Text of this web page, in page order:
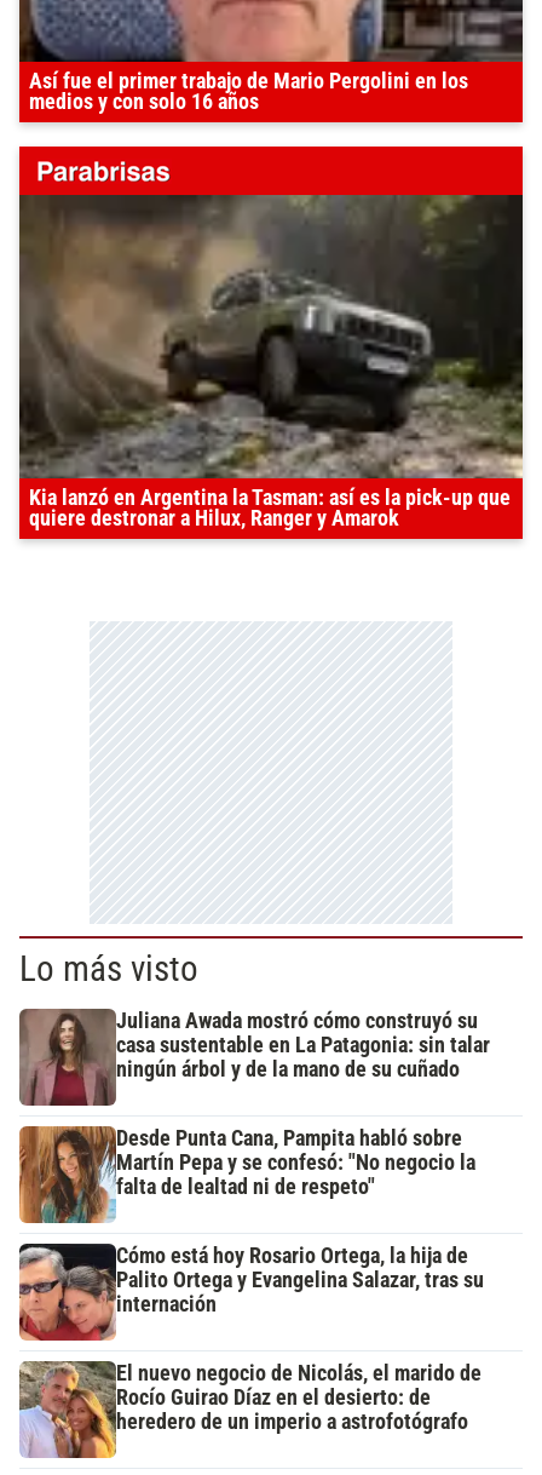
Así fue el primer trabajo de Mario Pergolini en los
medios y con solo 16 años
Kia lanzó en Argentina la Tasman: así es la pick-up que
quiere destronar a Hilux, Ranger y Amarok
Lo más visto
Juliana Awada mostró cómo construyó su
casa sustentable en La Patagonia: sin talar
ningún árbol y de la mano de su cuñado
Desde Punta Cana, Pampita habló sobre
Martín Pepa y se confesó: "No negocio la
falta de lealtad ni de respeto"
Cómo está hoy Rosario Ortega, la hija de
Palito Ortega y Evangelina Salazar, tras su
internación
El nuevo negocio de Nicolás, el marido de
Rocío Guirao Díaz en el desierto: de
heredero de un imperio a astrofotógrafo